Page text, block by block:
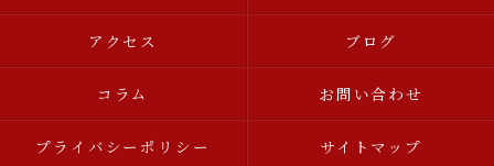
アクセス ブログ
コラム お問い合わせ
プライバシーポリシー サイトマップ